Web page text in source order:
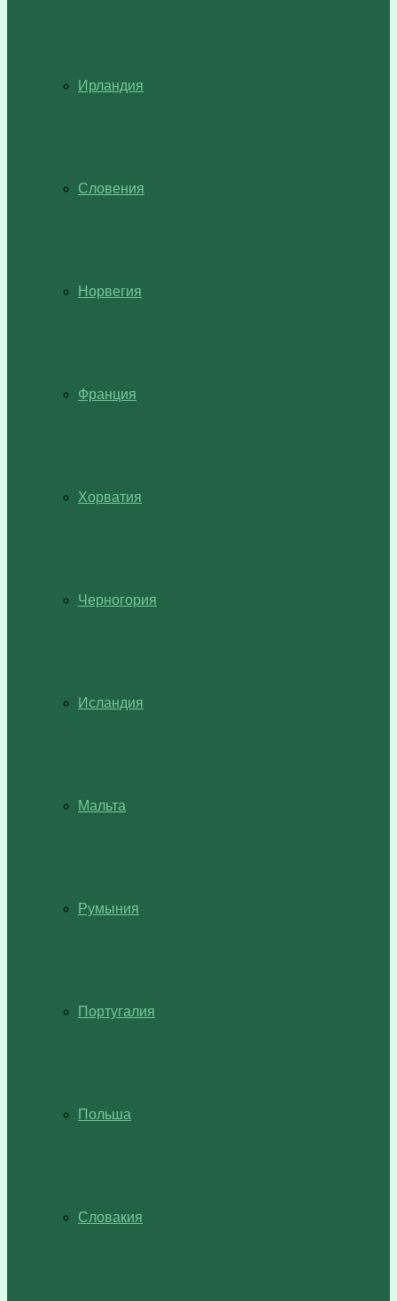
Ирландия
Словения
Норвегия
Франция
Хорватия
Черногория
Исландия
Мальта
Румыния
Португалия
Польша
Словакия